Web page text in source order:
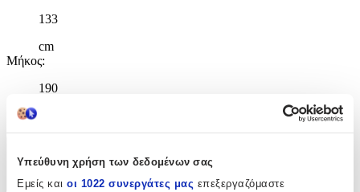
Υπεύθυνη χρήση των δεδομένων σας
Εμείς και οι 1022 συνεργάτες μας επεξεργαζόμαστε
133
cm
Μήκος:
190
Χαρακτηριστικά
+